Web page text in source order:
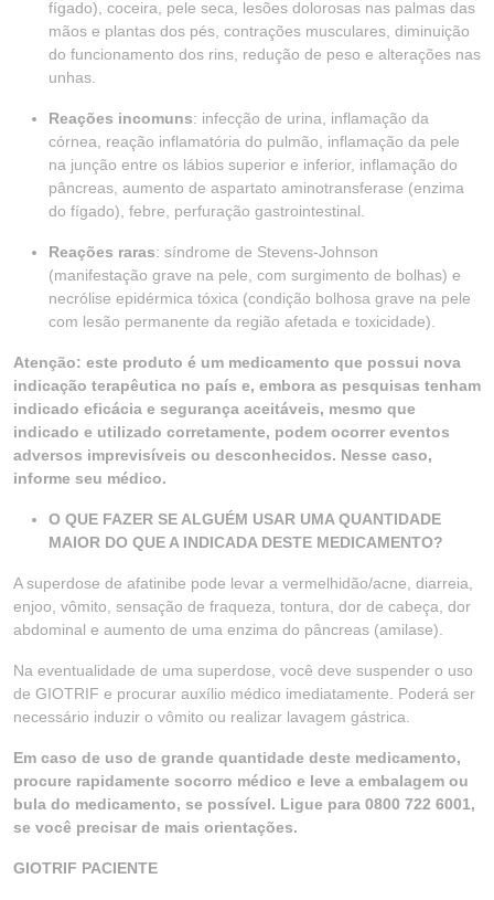
fígado), coceira, pele seca, lesões dolorosas nas palmas das
mãos e plantas dos pés, contrações musculares, diminuição
do funcionamento dos rins, redução de peso e alterações nas
unhas.
Reações incomuns: infecção de urina, inflamação da
córnea, reação inflamatória do pulmão, inflamação da pele
na junção entre os lábios superior e inferior, inflamação do
pâncreas, aumento de aspartato aminotransferase (enzima
do fígado), febre, perfuração gastrointestinal.
Reações raras: síndrome de Stevens-Johnson
(manifestação grave na pele, com surgimento de bolhas) e
necrólise epidérmica tóxica (condição bolhosa grave na pele
com lesão permanente da região afetada e toxicidade).
Atenção: este produto é um medicamento que possui nova
indicação terapêutica no país e, embora as pesquisas tenham
indicado eficácia e segurança aceitáveis, mesmo que
indicado e utilizado corretamente, podem ocorrer eventos
adversos imprevisíveis ou desconhecidos. Nesse caso,
informe seu médico.
O QUE FAZER SE ALGUÉM USAR UMA QUANTIDADE
MAIOR DO QUE A INDICADA DESTE MEDICAMENTO?
A superdose de afatinibe pode levar a vermelhidão/acne, diarreia,
enjoo, vômito, sensação de fraqueza, tontura, dor de cabeça, dor
abdominal e aumento de uma enzima do pâncreas (amilase).
Na eventualidade de uma superdose, você deve suspender o uso
de GIOTRIF e procurar auxílio médico imediatamente. Poderá ser
necessário induzir o vômito ou realizar lavagem gástrica.
Em caso de uso de grande quantidade deste medicamento,
procure rapidamente socorro médico e leve a embalagem ou
bula do medicamento, se possível. Ligue para 0800 722 6001,
se você precisar de mais orientações.
GIOTRIF PACIENTE